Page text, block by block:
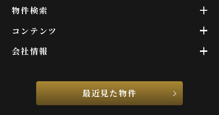
物件検索
コンテンツ
会社情報
最近見た物件